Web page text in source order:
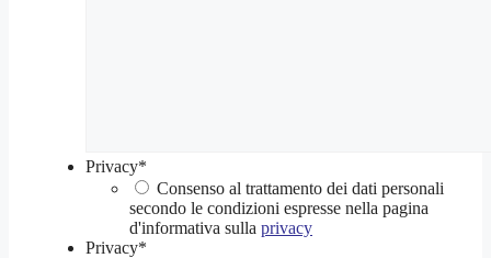
Privacy*
Consenso al trattamento dei dati personali
secondo le condizioni espresse nella pagina
d'informativa sulla privacy
Privacy*